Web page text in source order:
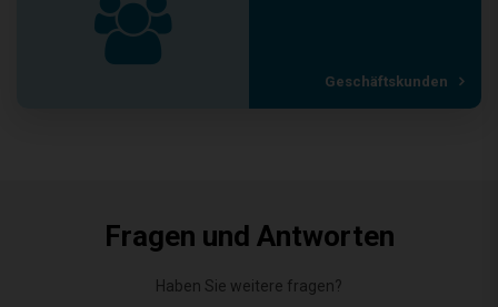
Geschäftskunden
Fragen und Antworten
Haben Sie weitere fragen?